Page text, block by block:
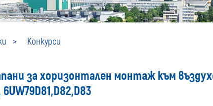
Конкурси
за хоризонтален монтаж към